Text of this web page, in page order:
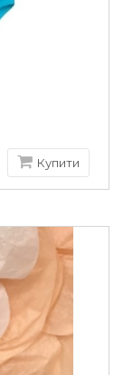
Купити